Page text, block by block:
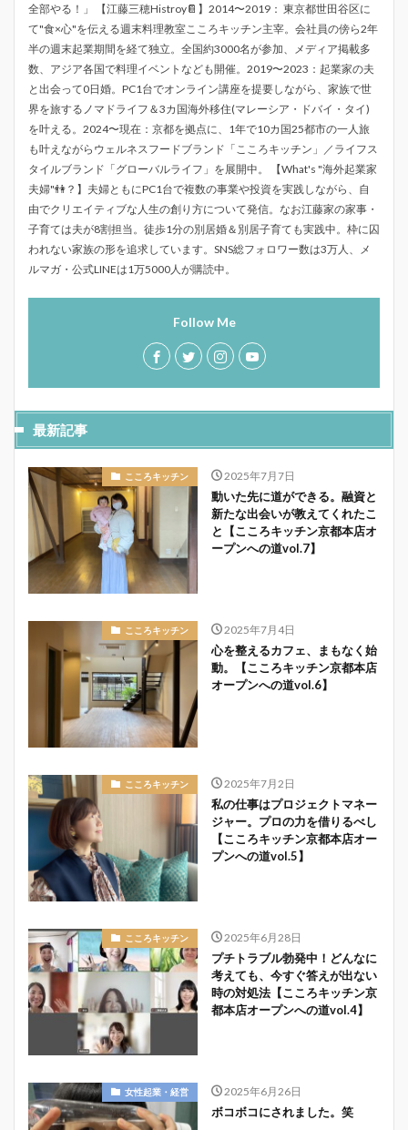
全部やる！」 【江藤三穂Histroy📔】2014〜2019： 東京都世田谷区に
て"食×心"を伝える週末料理教室こころキッチン主宰。会社員の傍ら2年
半の週末起業期間を経て独立。全国約3000名が参加、メディア掲載多
数、アジア各国で料理イベントなども開催。2019〜2023：起業家の夫
と出会って0日婚。PC1台でオンライン講座を提要しながら、家族で世
界を旅するノマドライフ＆3カ国海外移住(マレーシア・ドバイ・タイ)
を叶える。2024〜現在：京都を拠点に、1年で10カ国25都市の一人旅
も叶えながらウェルネスフードブランド「こころキッチン」／ライフス
タイルブランド「グローバルライフ」を展開中。 【What's "海外起業家
夫婦"👫？】夫婦ともにPC1台で複数の事業や投資を実践しながら、自
由でクリエイティブな人生の創り方について発信。なお江藤家の家事・
子育ては夫が8割担当。徒歩1分の別居婚＆別居子育ても実践中。枠に囚
われない家族の形を追求しています。SNS総フォロワー数は3万人、メ
ルマガ・公式LINEは1万5000人が購読中。
Follow Me
最新記事
こころキッチン 2025年7月7日
動いた先に道ができる。融資と
新たな出会いが教えてくれたこ
と【こころキッチン京都本店オ
ープンへの道vol.7】
こころキッチン 2025年7月4日
心を整えるカフェ、まもなく始
動。【こころキッチン京都本店
オープンへの道vol.6】
こころキッチン 2025年7月2日
私の仕事はプロジェクトマネー
ジャー。プロの力を借りるべし
【こころキッチン京都本店オー
プンへの道vol.5】
こころキッチン 2025年6月28日
プチトラブル勃発中！どんなに
考えても、今すぐ答えが出ない
時の対処法【こころキッチン京
都本店オープンへの道vol.4】
女性起業・経営 2025年6月26日
ボコボコにされました。笑